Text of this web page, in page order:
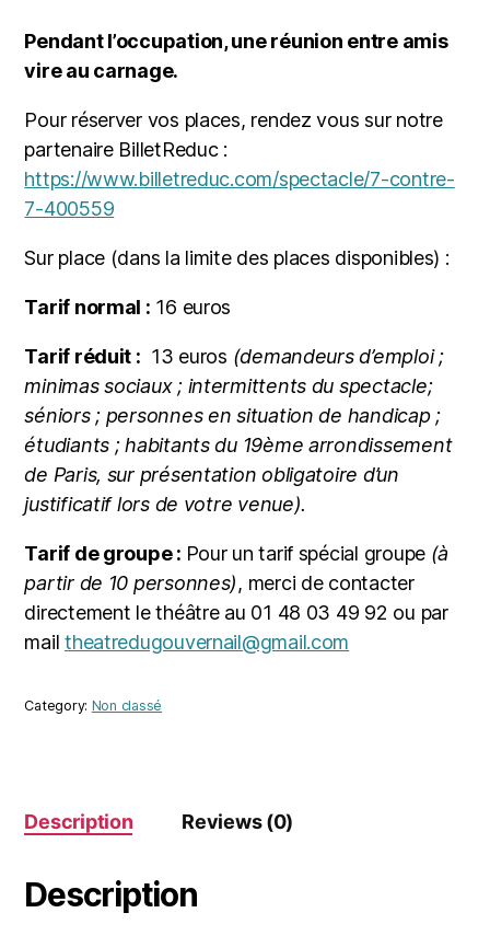
Pendant l’occupation, une réunion entre amis
vire au carnage.
Pour réserver vos places, rendez vous sur notre
partenaire BilletReduc :
https://www.billetreduc.com/spectacle/7-contre-
7-400559
Sur place (dans la limite des places disponibles) :
Tarif normal : 16 euros
Tarif réduit : 13 euros (demandeurs d’emploi ;
minimas sociaux ; intermittents du spectacle;
séniors ; personnes en situation de handicap ;
étudiants ; habitants du 19ème arrondissement
de Paris, sur présentation obligatoire d’un
justificatif lors de votre venue).
Tarif de groupe : Pour un tarif spécial groupe (à
partir de 10 personnes), merci de contacter
directement le théâtre au 01 48 03 49 92 ou par
mailtheatredugouvernail@gmail.com
Category: Non classé
Description Reviews (0)
Description